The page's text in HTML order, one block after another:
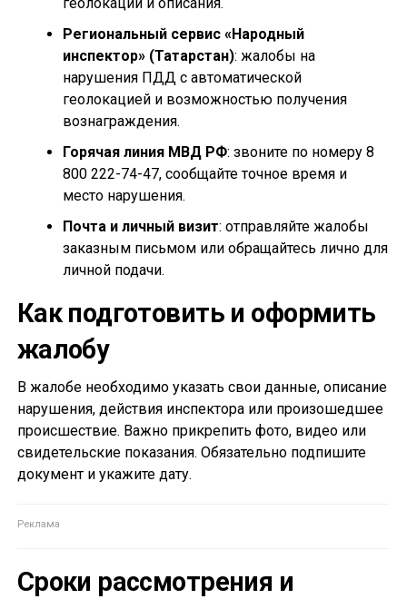
Региональный сервис «Народный
инспектор» (Татарстан): жалобы на
нарушения ПДД с автоматической
геолокацией и возможностью получения
вознаграждения.
Горячая линия МВД РФ: звоните по номеру 8
800 222-74-47, сообщайте точное время и
место нарушения.
Почта и личный визит: отправляйте жалобы
заказным письмом или обращайтесь лично для
личной подачи.
Как подготовить и оформить
жалобу
В жалобе необходимо указать свои данные, описание
нарушения, действия инспектора или произошедшее
происшествие. Важно прикрепить фото, видео или
свидетельские показания. Обязательно подпишите
документ и укажите дату.
Сроки рассмотрения и